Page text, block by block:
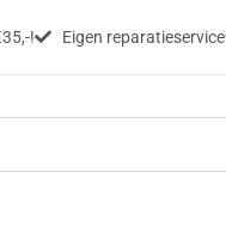
! Eigen reparatieservice